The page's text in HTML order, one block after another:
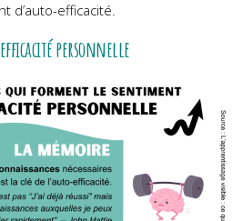
d’auto-efficacité.
personnelle